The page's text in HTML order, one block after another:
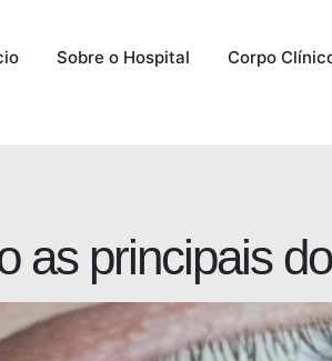
Sobre o Hospital Corpo
as principais